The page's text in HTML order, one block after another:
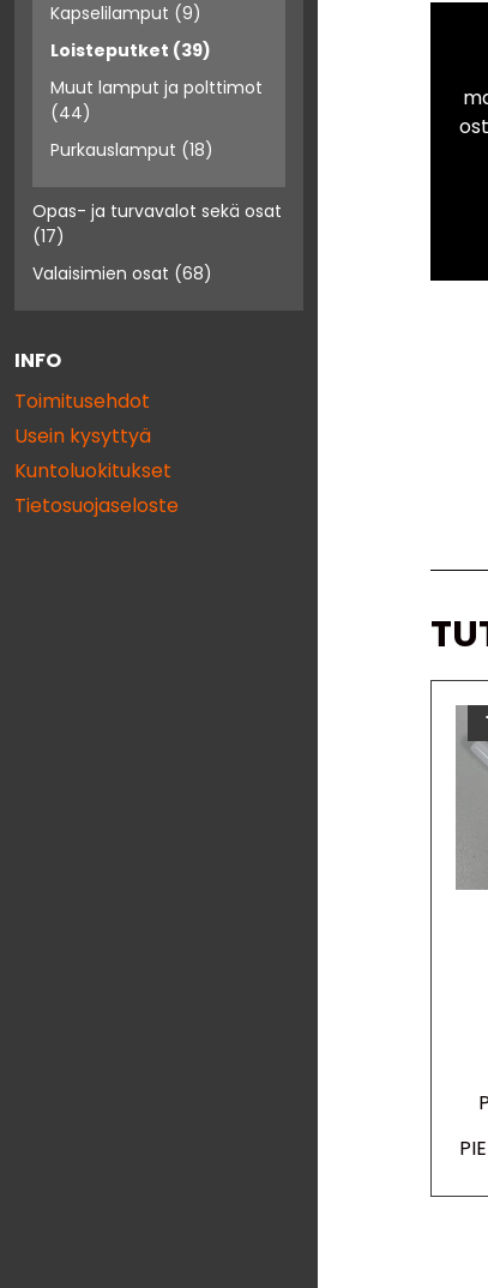
Kapselilamput (9)
Loisteputket (39)
Muut lamput ja polttimot
(44)
Purkauslamput (18)
Opas- ja turvavalot sekä osat
(17)
Valaisimien osat (68)
INFO
Toimitusehdot
Usein kysyttyä
Kuntoluokitukset
Tietosuojaseloste